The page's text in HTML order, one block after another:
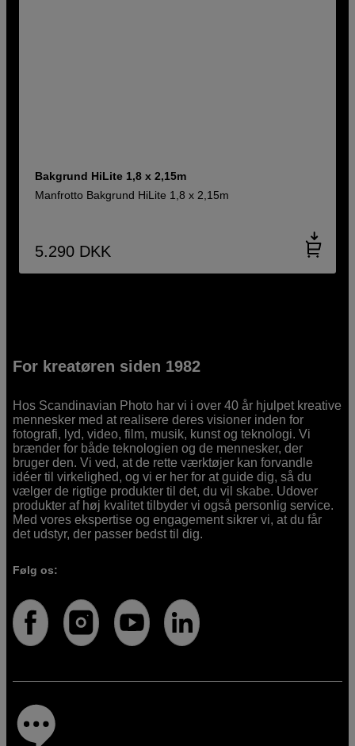
Bakgrund HiLite 1,8 x 2,15m
Manfrotto Bakgrund HiLite 1,8 x 2,15m
5.290 DKK
For kreatøren siden 1982
Hos Scandinavian Photo har vi i over 40 år hjulpet kreative
mennesker med at realisere deres visioner inden for
fotografi, lyd, video, film, musik, kunst og teknologi. Vi
brænder for både teknologien og de mennesker, der
bruger den. Vi ved, at de rette værktøjer kan forvandle
idéer til virkelighed, og vi er her for at guide dig, så du
vælger de rigtige produkter til det, du vil skabe. Udover
produkter af høj kvalitet tilbyder vi også personlig service.
Med vores ekspertise og engagement sikrer vi, at du får
det udstyr, der passer bedst til dig.
Følg os: